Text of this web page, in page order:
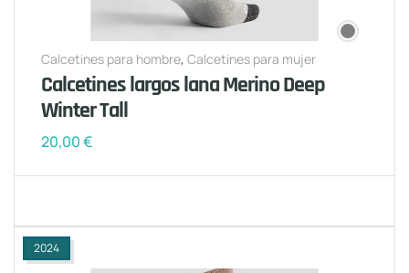
Calcetines para hombre, Calcetines para mujer
Calcetines largos lana Merino Deep
Winter Tall
20,00€
2024